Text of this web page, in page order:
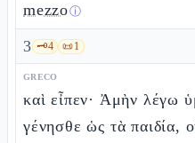
mezzoⓘ
3 🗝️4 📜1
GRECO
καὶ εἶπεν· Ἀμὴν λέγω
γένησθε ὡς τὰ παιδία,